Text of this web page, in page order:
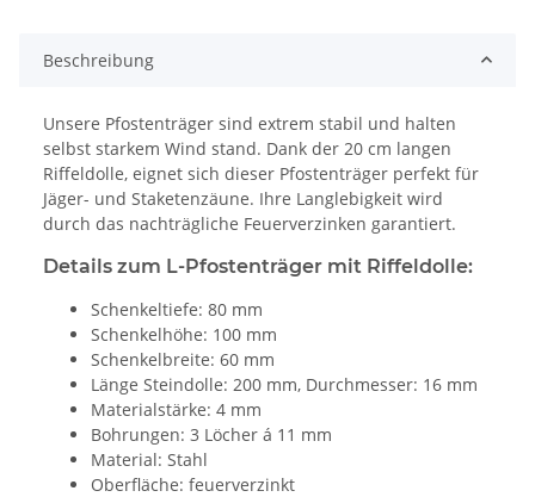
Beschreibung
Unsere Pfostenträger sind extrem stabil und halten
selbst starkem Wind stand. Dank der 20 cm langen
Riffeldolle, eignet sich dieser Pfostenträger perfekt für
Jäger- und Staketenzäune. Ihre Langlebigkeit wird
durch das nachträgliche Feuerverzinken garantiert.
Details zum L-Pfostenträger mit Riffeldolle:
Schenkeltiefe: 80 mm
Schenkelhöhe: 100 mm
Schenkelbreite: 60 mm
Länge Steindolle: 200 mm, Durchmesser: 16 mm
Materialstärke: 4 mm
Bohrungen: 3 Löcher á 11 mm
Material: Stahl
Oberfläche: feuerverzinkt